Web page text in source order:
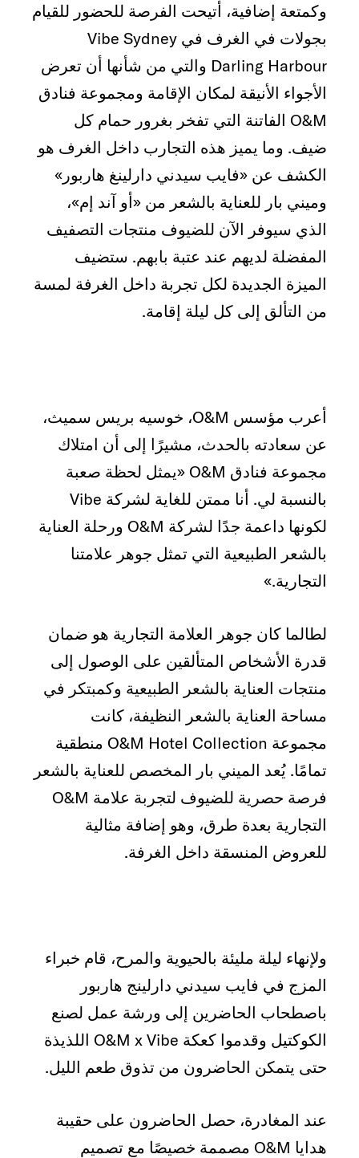
وكمتعة إضافية، أتيحت الفرصة للحضور للقيام
بجولات في الغرف في Vibe Sydney
Darling Harbour والتي من شأنها أن تعرض
الأجواء الأنيقة لمكان الإقامة ومجموعة فنادق
O&M الفاتنة التي تفخر بغرور حمام كل
ضيف. وما يميز هذه التجارب داخل الغرف هو
الكشف عن «فايب سيدني دارلينغ هاربور»
وميني بار للعناية بالشعر من «أو آند إم»،
الذي سيوفر الآن للضيوف منتجات التصفيف
المفضلة لديهم عند عتبة بابهم. ستضيف
الميزة الجديدة لكل تجربة داخل الغرفة لمسة
من التألق إلى كل ليلة إقامة.
أعرب مؤسس O&M، خوسيه بريس سميث،
عن سعادته بالحدث، مشيرًا إلى أن امتلاك
مجموعة فنادق O&M «يمثل لحظة صعبة
بالنسبة لي. أنا ممتن للغاية لشركة Vibe
لكونها داعمة جدًا لشركة O&M ورحلة العناية
بالشعر الطبيعية التي تمثل جوهر علامتنا
التجارية.»
لطالما كان جوهر العلامة التجارية هو ضمان
قدرة الأشخاص المتألقين على الوصول إلى
منتجات العناية بالشعر الطبيعية وكمبتكر في
مساحة العناية بالشعر النظيفة، كانت
مجموعة O&M Hotel Collection منطقية
تمامًا. يُعد الميني بار المخصص للعناية بالشعر
فرصة حصرية للضيوف لتجربة علامة O&M
التجارية بعدة طرق، وهو إضافة مثالية
للعروض المنسقة داخل الغرفة.
ولإنهاء ليلة مليئة بالحيوية والمرح، قام خبراء
المزج في فايب سيدني دارلينج هاربور
باصطحاب الحاضرين إلى ورشة عمل لصنع
الكوكتيل وقدموا كعكة O&M x Vibe اللذيذة
حتى يتمكن الحاضرون من تذوق طعم الليل.
عند المغادرة، حصل الحاضرون على حقيبة
هدايا O&M مصممة خصيصًا مع تصميم